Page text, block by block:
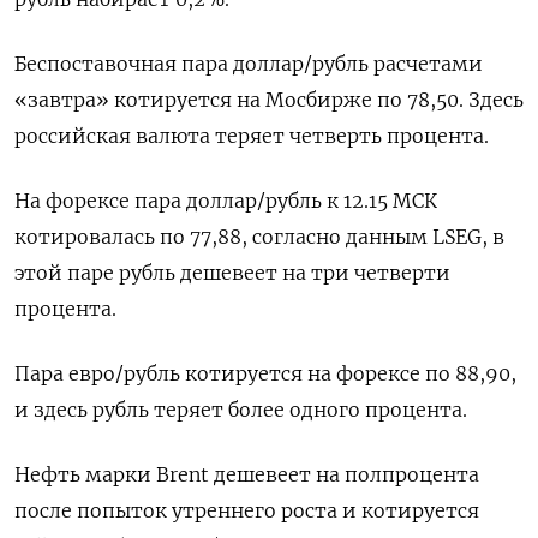
Беспоставочная пара доллар/рубль расчетами
«завтра» котируется на Мосбирже по 78,50. ​Здесь
российская валюта теряет четверть процента.
На форексе ​пара доллар/рубль к 12.15 МСК
котировалась по ​77,88, согласно ⁠данным LSEG, в
этой паре рубль дешевеет на три четверти
процента.
Пара евро/рубль котируется на форексе ‌по 88,90,
и здесь рубль теряет более одного процента.
Нефть ‌марки Brent дешевеет на полпроцента
после попыток утреннего роста и котируется